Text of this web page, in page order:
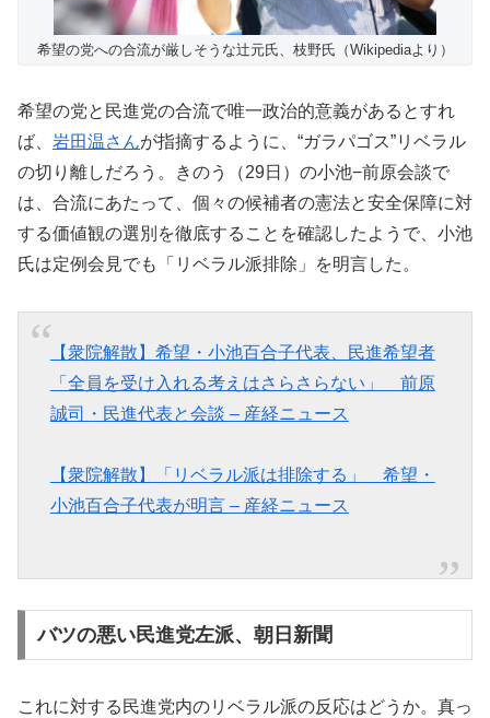
希望の党への合流が厳しそうな辻元氏、枝野氏（Wikipediaより）
希望の党と民進党の合流で唯一政治的意義があるとすれ
ば、 岩田温さんが指摘するように、“ガラパゴス”リベラル
の切り離しだろう。きのう（29日）の小池−前原会談で
は、合流にあたって、個々の候補者の憲法と安全保障に対
する価値観の選別を徹底することを確認したようで、小池
氏は定例会見でも「リベラル派排除」を明言した。
【衆院解散】希望・小池百合子代表、民進希望者
「全員を受け入れる考えはさらさらない」 前原
誠司・民進代表と会談 – 産経ニュース
【衆院解散】「リベラル派は排除する」 希望・
小池百合子代表が明言 – 産経ニュース
バツの悪い民進党左派、朝日新聞
これに対する民進党内のリベラル派の反応はどうか。真っ